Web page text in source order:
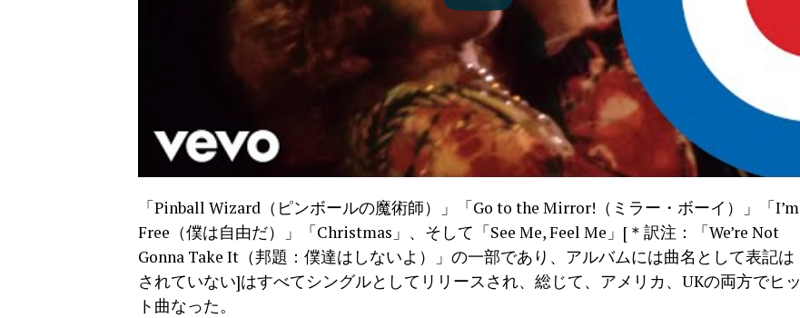
「Pinball Wizard（ピンボールの魔術師）」「Go to the Mirror!（ミラー・ボーイ）」「I’m
Free（僕は自由だ）」「Christmas」、そして「See Me, Feel Me」[＊訳注：「We’re Not
Gonna Take It（邦題：僕達はしないよ）」の一部であり、アルバムには曲名として表記は
されていない]はすべてシングルとしてリリースされ、総じて、アメリカ、UKの両方でヒッ
ト曲なった。